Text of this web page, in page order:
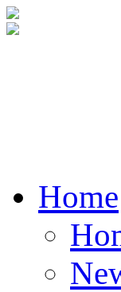
Home